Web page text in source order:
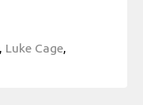
, Luke Cage,